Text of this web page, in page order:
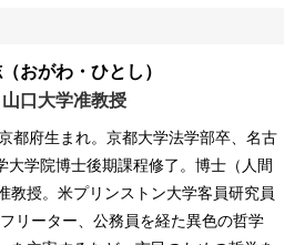
（おがわ・ひとし）
口大学准教授
都府生まれ。京都大学法学部卒、名古
大学院博士後期課程修了。博士（人間
教授。米プリンストン大学客員研究員
リーター、公務員を経た異色の哲学